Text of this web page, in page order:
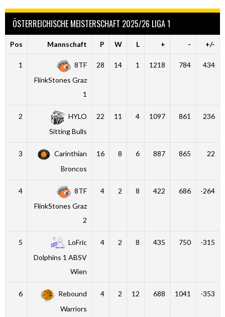
ÖSTERREICHISCHE MEISTERSCHAFT 2025/26 LIGA 1
Pos Mannschaft P W L + - +/-
1
8TF
FlinkStones Graz
1
28 14 1 1218 784 434
2
HYLO
Sitting Bulls
22 11 4 1097 861 236
3
Carinthian
Broncos
16 8 6 887 865 22
4
8TF
FlinkStones Graz
2
4 2 8 422 686 -264
5
LoFric
Dolphins 1 ABSV
Wien
4 2 8 435 750 -315
6
Rebound
Warriors
4 2 12 688 1041 -353